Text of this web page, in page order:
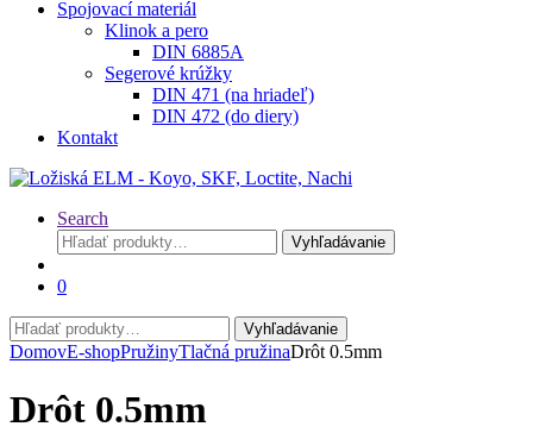
Spojovací materiál
Klinok a pero
DIN 6885A
Segerové krúžky
DIN 471 (na hriadeľ)
DIN 472 (do diery)
Kontakt
Search
Hľadať:
Vyhľadávanie
0
Hľadať:
Vyhľadávanie
DomovE-shopPružinyTlačná pružinaDrôt 0.5mm
Drôt 0.5mm